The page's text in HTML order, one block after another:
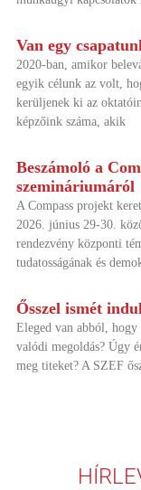
Van egy
2020-ban, amikor
egyik célunk az volt,
kerüljenek ki az
képzőink száma, akik
Beszámoló a
szemináriumáról
A Compass projekt
2026. június 29-30.
rendezvény központi
tudatosságának és
Ősszel ismét
Eleged van abból,
valódi megoldás? Úgy
meg titeket? A SZEF